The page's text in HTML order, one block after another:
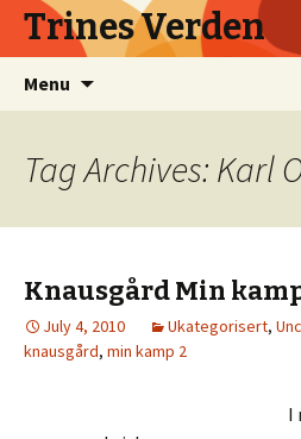
Trines Verden
Menu
Tag Archives: Karl
Knausgård Min
July 4, 2010 Ukategorisert,
knausgård, min kamp 2
I